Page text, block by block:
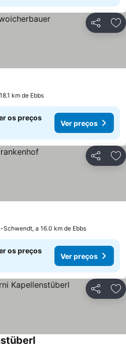
Partilhar
km de Ebbs
os preços
Ver preços
Partilhar
Schwendt, a 16.0 km de Ebbs
os preços
Ver preços
Partilhar